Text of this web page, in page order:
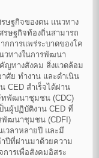
ษฐกิจของตน แนวทาง
รษฐกิจท้องถิ่นสามารถ
กการแพร่ระบาดของโค
วทางในการพัฒนา
ญทางสังคม สิ่งแวดล้อม
ศัย ทำงาน และดำเนิน
CED สำเร็จได้ผ่าน
ทพัฒนาชุมชน (CDC)
นผู้ปฏิบัติงาน CED ที่
พัฒนาชุมชน (CDFI)
เวลาหลายปี และมี
ปีที่ผ่านมาด้วยความ
การเพื่อสังคมอิสระ